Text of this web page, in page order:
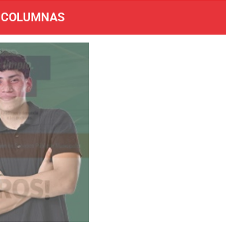
COLUMNAS